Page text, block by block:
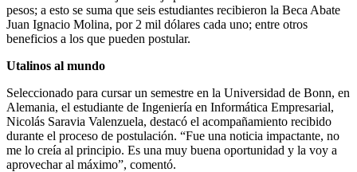
pesos; a esto se suma que seis estudiantes recibieron la Beca Abate
Juan Ignacio Molina, por 2 mil dólares cada uno; entre otros
beneficios a los que pueden postular.
Utalinos al mundo
Seleccionado para cursar un semestre en la Universidad de Bonn, en
Alemania, el estudiante de Ingeniería en Informática Empresarial,
Nicolás Saravia Valenzuela, destacó el acompañamiento recibido
durante el proceso de postulación. “Fue una noticia impactante, no
me lo creía al principio. Es una muy buena oportunidad y la voy a
aprovechar al máximo”, comentó.